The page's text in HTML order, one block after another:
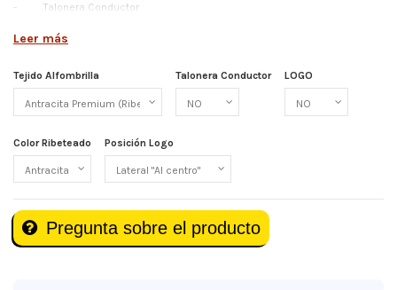
-
Talonera Conductor
Color Ribeteado
-
Posición de Logo
Más detalles abajo.
Leer más
Tejido Alfombrilla Talonera Conductor LOGO
Color Ribeteado Posición Logo
Pregunta sobre el producto